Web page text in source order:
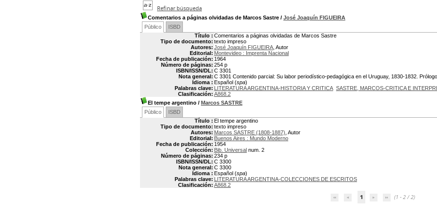
Refinar búsqueda
Comentarios a páginas olvidadas de Marcos Sastre / José Joaquín FIGUEIRA
Público
ISBD
Título : Comentarios a páginas olvidadas de Marcos Sastre
Tipo de documento: texto impreso
Autores: José Joaquín FIGUEIRA , Autor
Editorial: Montevideo : Imprenta Nacional
Fecha de publicación: 1964
Número de páginas: 254 p
ISBN/ISSN/DL: C 3301
Nota general: C 3301 Contenido parcial: Su labor periodístico-pedagógica en el Uruguay, 1830-1832.
Idioma : Español (spa)
Palabras clave: LITERATURA ARGENTINA-HISTORIA Y CRITICA SASTRE, MARCOS-CRITICA E
Clasificación: A868.2
El tempe argentino / Marcos SASTRE
Público
ISBD
Título : El tempe argentino
Tipo de documento: texto impreso
Autores: Marcos SASTRE (1808-1887) , Autor
Editorial: Buenos Aires : Mundo Moderno
Fecha de publicación: 1954
Colección: Bib. Universal num. 2
Número de páginas: 234 p
ISBN/ISSN/DL: C 3300
Nota general: C 3300
Idioma : Español (spa)
Palabras clave: LITERATURA ARGENTINA-COLECCIONES DE ESCRITOS
Clasificación: A868.2
1 (1 - 2 / 2)